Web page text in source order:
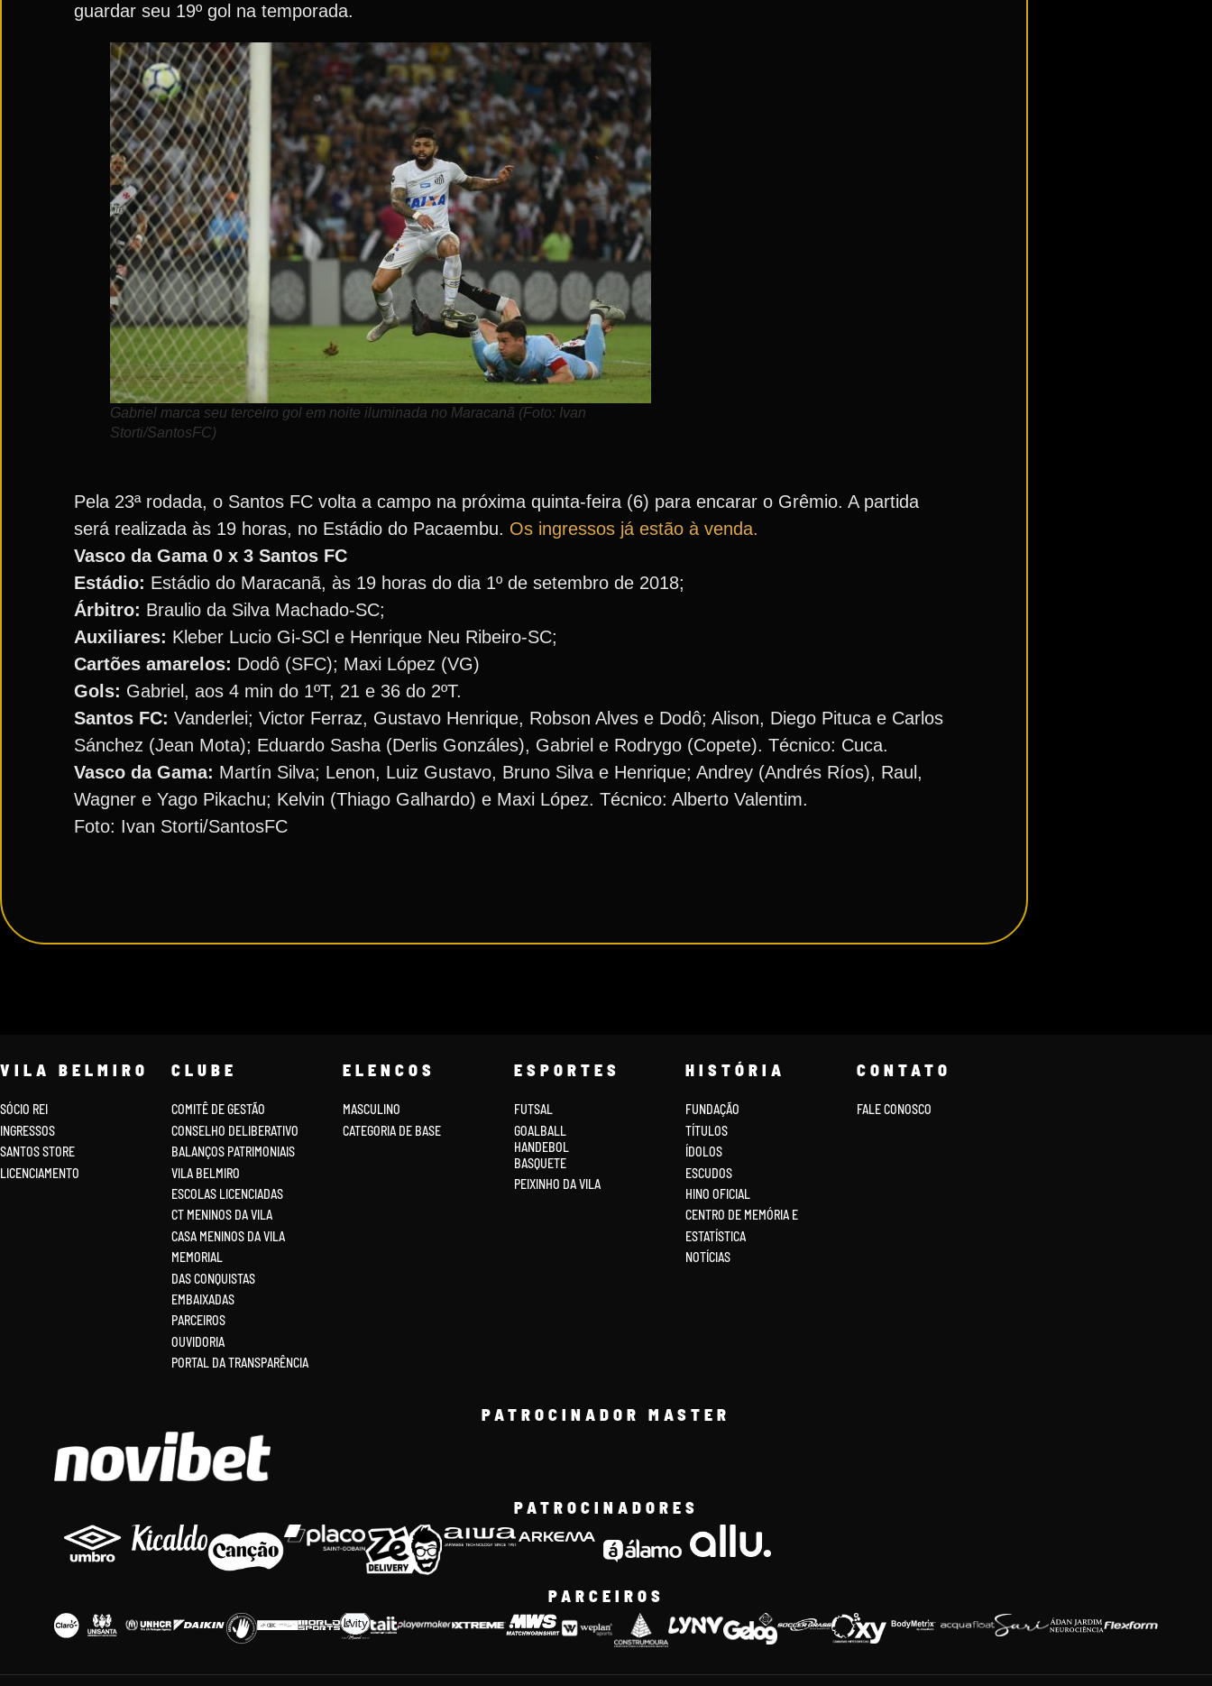
guardar seu 19º gol na temporada.
Gabriel marca seu terceiro gol em noite iluminada no Maracanã (Foto: Ivan
Storti/SantosFC)
Pela 23ª rodada, o Santos FC volta a campo na próxima quinta-feira (6) para encarar o Grêmio. A partida
será realizada às 19 horas, no Estádio do Pacaembu. Os ingressos já estão à venda.
Vasco da Gama 0 x 3 Santos FC
Estádio: Estádio do Maracanã, às 19 horas do dia 1º de setembro de 2018;
Árbitro: Braulio da Silva Machado-SC;
Auxiliares: Kleber Lucio Gi-SCl e Henrique Neu Ribeiro-SC;
Cartões amarelos: Dodô (SFC); Maxi López (VG)
Gols: Gabriel, aos 4 min do 1ºT, 21 e 36 do 2ºT.
Santos FC: Vanderlei; Victor Ferraz, Gustavo Henrique, Robson Alves e Dodô; Alison, Diego Pituca e Carlos
Sánchez (Jean Mota); Eduardo Sasha (Derlis Gonzáles), Gabriel e Rodrygo (Copete). Técnico: Cuca.
Vasco da Gama: Martín Silva; Lenon, Luiz Gustavo, Bruno Silva e Henrique; Andrey (Andrés Ríos), Raul,
Wagner e Yago Pikachu; Kelvin (Thiago Galhardo) e Maxi López. Técnico: Alberto Valentim.
Foto: Ivan Storti/SantosFC
VILA BELMIRO
SÓCIO REI
INGRESSOS
SANTOS STORE
LICENCIAMENTO
CLUBE
COMITÊ DE GESTÃO
CONSELHO DELIBERATIVO
BALANÇOS PATRIMONIAIS
VILA BELMIRO
ESCOLAS LICENCIADAS
CT MENINOS DA VILA
CASA MENINOS DA VILA
MEMORIAL
DAS CONQUISTAS
EMBAIXADAS
PARCEIROS
OUVIDORIA
PORTAL DA TRANSPARÊNCIA
ELENCOS
MASCULINO
CATEGORIA DE BASE
ESPORTES
FUTSAL
GOALBALL
HANDEBOL
BASQUETE
PEIXINHO DA VILA
HISTÓRIA
FUNDAÇÃO
TÍTULOS
ÍDOLOS
ESCUDOS
HINO OFICIAL
CENTRO DE MEMÓRIA E
ESTATÍSTICA
NOTÍCIAS
CONTATO
FALE CONOSCO
PATROCINADOR MASTER
PATROCINADORES
PARCEIROS